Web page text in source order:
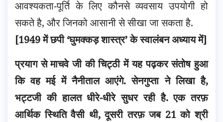
आवश्यकता-पूर्ति के लिए कौनसे व्यवसाय उपयोगी हो
सकते है, और जिनको आसानी से सीखा जा सकता है.
[1949 में छपी ‘घुमक्कड़ शास्त्र’ के स्वालंबन अध्याय में]
प्रयाग से माचवे जी की चिट्ठी में यह पढ़कर संतोष हुआ
कि वह मई में नैनीताल आएंगे. सेनगुप्ता ने लिखा है,
भट्टजी की हालत धीरे-धीरे सुधर रही है. एक तरफ़
आर्थिक स्थिति वैसी थी, दूसरी तरफ़ जब 21 को श्री